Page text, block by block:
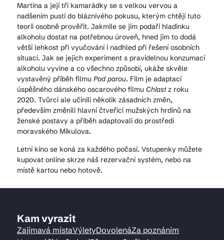
Martina a její tři kamarádky se s velkou vervou a
nadšením pustí do bláznivého pokusu, kterým chtějí tuto
teorii osobně prověřit. Jakmile se jim podaří hladinku
alkoholu dostat na potřebnou úroveň, hned jim to dodá
větší lehkost při vyučování i nadhled při řešení osobních
situací. Jak se jejich experiment s pravidelnou konzumací
alkoholu vyvine a co všechno způsobí, ukáže skvěle
vystavěný příběh filmu Pod parou. Film je adaptací
úspěšného dánského oscarového filmu Chlastz roku
2020. Tvůrci ale učinili několik zásadních změn,
především změnili hlavní čtveřici mužských hrdinů na
ženské postavy a příběh adaptovali do prostředí
moravského Mikulova.
Letní kino se koná za každého počasí. Vstupenky můžete
kupovat online skrze náš rezervační systém, nebo na
místě kartou nebo hotově.
Kam vyrazit
Zajímavá místaVýletyDovolenáZa poznáním